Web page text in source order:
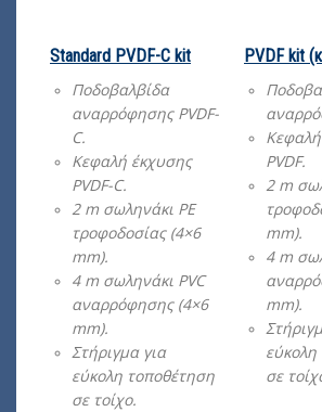
Standard PVDF-C kit
Ποδοβαλβίδα
αναρρόφησης PVDF-
C.
Κεφαλή έκχυσης
PVDF-C.
2 m σωληνάκι PE
τροφοδοσίας (4×6
mm).
4 m σωληνάκι PVC
αναρρόφησης (4×6
mm).
Στήριγμα για
εύκολη τοποθέτηση
σε τοίχο.
PVDF kit
PVDF.
2 m
mm).
4 m
mm).
σε